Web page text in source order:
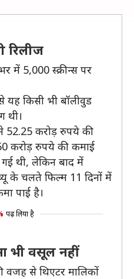
रिलीज
में 5,000 स्क्रीन्स पर
यह किसी भी बॉलीवुड
थी।
52.25 करोड़ रुपये की
करोड़ रुपये की कमाई
थी, लेकिन बाद में
के चलते फिल्म 11 दिनों में
पाई है।
पढ़ लिया है
भी वसूल नहीं
वजह से थिएटर मालिकों